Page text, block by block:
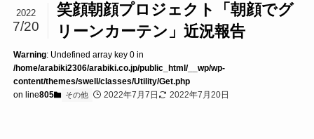
笑顔朝顔プロジェクト「朝顔でグ
リーンカーテン」近況報告
2022
7/20
Warning: Undefined array key 0 in
/home/arabiki2306/arabiki.co.jp/public_html/__wp/wp-
content/themes/swell/classes/Utility/Get.php
on line805 その他 2022年7月7日 2022年7月20日